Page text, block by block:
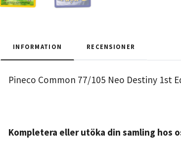
INFORMATION RECENSIONER
Pineco Common 77/105 Neo Destiny 1st
Kompletera eller utöka din samling hos